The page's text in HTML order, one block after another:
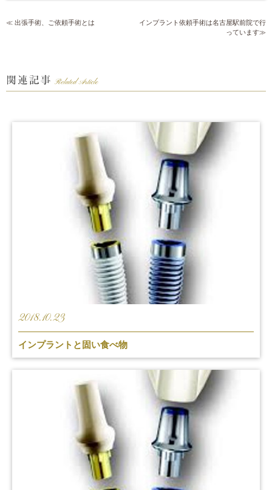
出張手術、ご依頼手術とは
インプラント依頼手術は名古屋駅前院で行
っています
2018.10.23
インプラントと固い食べ物